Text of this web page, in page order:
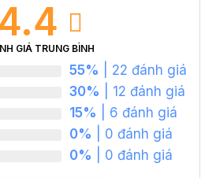
GIÁ TRUNG BÌNH
55% | 22 đánh giá
30% | 12 đánh giá
15% | 6 đánh giá
0% | 0 đánh giá
0% | 0 đánh giá